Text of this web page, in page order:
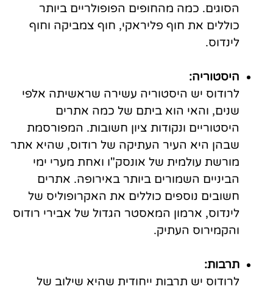
הסוגים. כמה מהחופים הפופולריים ביותר
כוללים את חוף פליראקי, חוף צמביקה וחוף
לינדוס.
היסטוריה:
לרודוס יש היסטוריה עשירה שראשיתה אלפי
שנים, והאי הוא ביתם של כמה אתרים
היסטוריים ונקודות ציון חשובות. המפורסמת
שבהן היא העיר העתיקה של רודוס, שהיא אתר
מורשת עולמית של אונסק"ו ואחת מערי ימי
הביניים השמורים ביותר באירופה. אתרים
חשובים נוספים כוללים את האקרופוליס של
לינדוס, ארמון המאסטר הגדול של אבירי רודוס
והקמירוס העתיק.
תרבות:
לרודוס יש תרבות ייחודית שהיא שילוב של